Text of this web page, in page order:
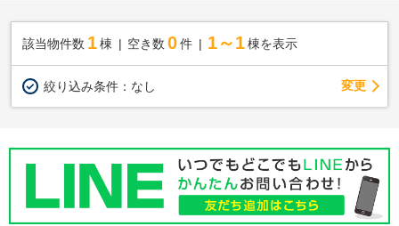
該当物件数 1棟 空き数 0 件 1～1 棟を表示
絞り込み条件： なし 変更